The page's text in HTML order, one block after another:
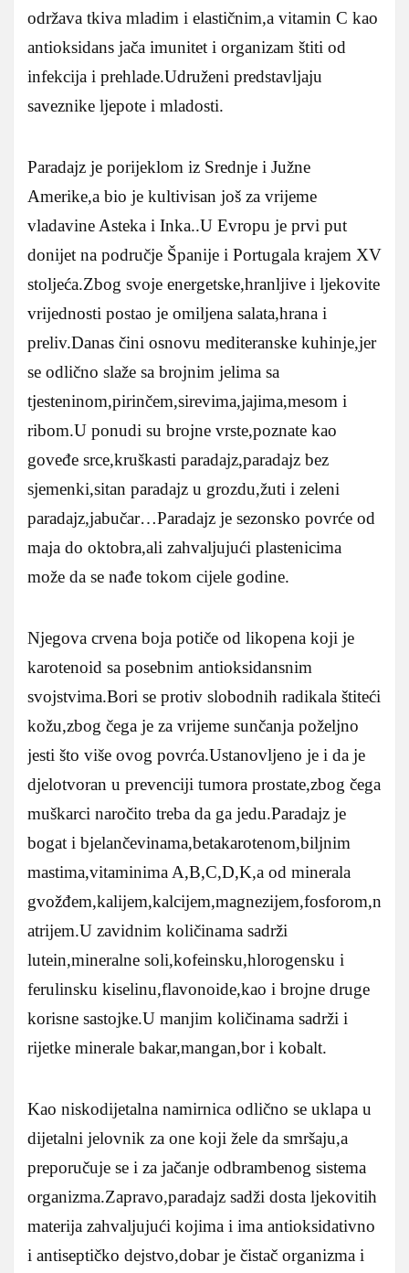
održava tkiva mladim i elastičnim,a vitamin C kao
antioksidans jača imunitet i organizam štiti od
infekcija i prehlade.Udruženi predstavljaju
saveznike ljepote i mladosti.
Paradajz je porijeklom iz Srednje i Južne
Amerike,a bio je kultivisan još za vrijeme
vladavine Asteka i Inka..U Evropu je prvi put
donijet na područje Španije i Portugala krajem XV
stoljeća.Zbog svoje energetske,hranljive i ljekovite
vrijednosti postao je omiljena salata,hrana i
preliv.Danas čini osnovu mediteranske kuhinje,jer
se odlično slaže sa brojnim jelima sa
tjesteninom,pirinčem,sirevima,jajima,mesom i
ribom.U ponudi su brojne vrste,poznate kao
goveđe srce,kruškasti paradajz,paradajz bez
sjemenki,sitan paradajz u grozdu,žuti i zeleni
paradajz,jabučar…Paradajz je sezonsko povrće od
maja do oktobra,ali zahvaljujući plastenicima
može da se nađe tokom cijele godine.
Njegova crvena boja potiče od likopena koji je
karotenoid sa posebnim antioksidansnim
svojstvima.Bori se protiv slobodnih radikala štiteći
kožu,zbog čega je za vrijeme sunčanja poželjno
jesti što više ovog povrća.Ustanovljeno je i da je
djelotvoran u prevenciji tumora prostate,zbog čega
muškarci naročito treba da ga jedu.Paradajz je
bogat i bjelančevinama,betakarotenom,biljnim
mastima,vitaminima A,B,C,D,K,a od minerala
gvožđem,kalijem,kalcijem,magnezijem,fosforom,n
atrijem.U zavidnim količinama sadrži
lutein,mineralne soli,kofeinsku,hlorogensku i
ferulinsku kiselinu,flavonoide,kao i brojne druge
korisne sastojke.U manjim količinama sadrži i
rijetke minerale bakar,mangan,bor i kobalt.
Kao niskodijetalna namirnica odlično se uklapa u
dijetalni jelovnik za one koji žele da smršaju,a
preporučuje se i za jačanje odbrambenog sistema
organizma.Zapravo,paradajz sadži dosta ljekovitih
materija zahvaljujući kojima i ima antioksidativno
i antiseptičko dejstvo,dobar je čistač organizma i